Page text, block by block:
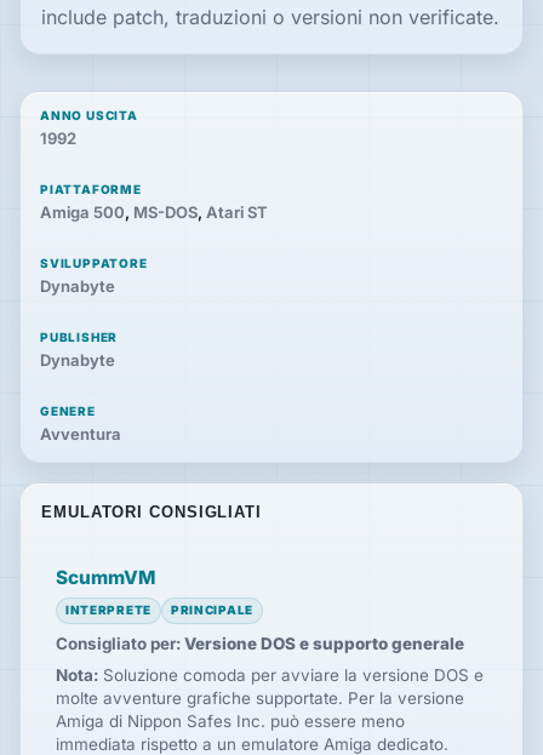
include patch, traduzioni o versioni non verificate.
ANNO USCITA
1992
PIATTAFORME
Amiga 500, MS-DOS, Atari ST
SVILUPPATORE
Dynabyte
PUBLISHER
Dynabyte
GENERE
Avventura
EMULATORI CONSIGLIATI
ScummVM
INTERPRETE PRINCIPALE
Consigliato per:Versione DOS e supporto generale
Nota: Soluzione comoda per avviare la versione DOS e
molte avventure grafiche supportate. Per la versione
Amiga di Nippon Safes Inc. può essere meno
immediata rispetto a un emulatore Amiga dedicato.